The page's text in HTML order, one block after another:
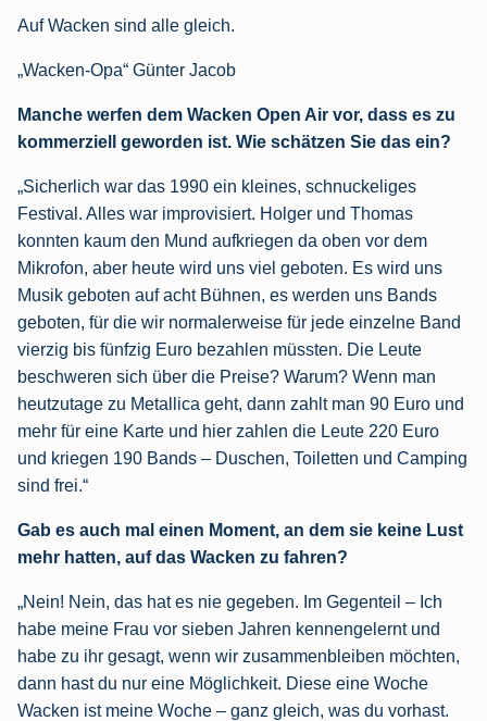
Auf Wacken sind alle gleich.
„Wacken-Opa“ Günter Jacob
Manche werfen dem Wacken Open Air vor, dass es zu
kommerziell geworden ist. Wie schätzen Sie das ein?
„Sicherlich war das 1990 ein kleines, schnuckeliges
Festival. Alles war improvisiert. Holger und Thomas
konnten kaum den Mund aufkriegen da oben vor dem
Mikrofon, aber heute wird uns viel geboten. Es wird uns
Musik geboten auf acht Bühnen, es werden uns Bands
geboten, für die wir normalerweise für jede einzelne Band
vierzig bis fünfzig Euro bezahlen müssten. Die Leute
beschweren sich über die Preise? Warum? Wenn man
heutzutage zu Metallica geht, dann zahlt man 90 Euro und
mehr für eine Karte und hier zahlen die Leute 220 Euro
und kriegen 190 Bands – Duschen, Toiletten und Camping
sind frei.“
Gab es auch mal einen Moment, an dem sie keine Lust
mehr hatten, auf das Wacken zu fahren?
„Nein! Nein, das hat es nie gegeben. Im Gegenteil – Ich
habe meine Frau vor sieben Jahren kennengelernt und
habe zu ihr gesagt, wenn wir zusammenbleiben möchten,
dann hast du nur eine Möglichkeit. Diese eine Woche
Wacken ist meine Woche – ganz gleich, was du vorhast.